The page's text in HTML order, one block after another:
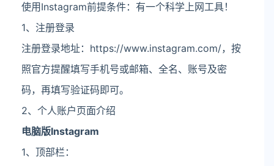
使用Instagram前提条件：有一个科学上网工具！
1、注册登录
注册登录地址：https://www.instagram.com/，按
照官方提醒填写手机号或邮箱、全名、账号及密
码，再填写验证码即可。
2、个人账户页面介绍
电脑版Instagram
1、顶部栏：